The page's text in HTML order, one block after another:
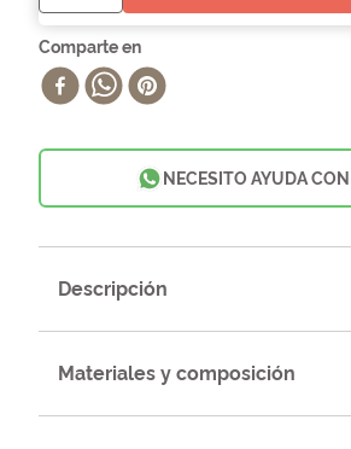
NECESITO AYUDA
Descripción
Materiales y composición